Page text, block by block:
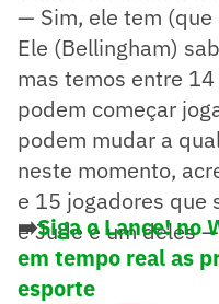
— Sim, ele tem
Ele (Bellingham)
mas temos entre
podem começar
podem mudar a
neste momento,
e 15 jogadores que
e Jude é um deles
➡️Siga o Lance! no
em tempo real as
esporte